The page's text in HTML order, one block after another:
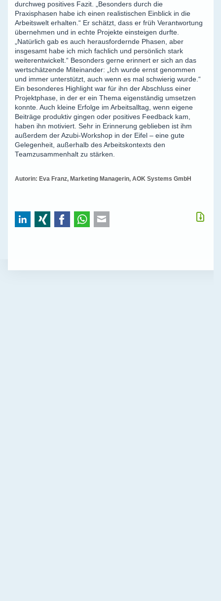
durchweg positives Fazit. „Besonders durch die
Praxisphasen habe ich einen realistischen Einblick in die
Arbeitswelt erhalten.“ Er schätzt, dass er früh Verantwortung
übernehmen und in echte Projekte einsteigen durfte.
„Natürlich gab es auch herausfordernde Phasen, aber
insgesamt habe ich mich fachlich und persönlich stark
weiterentwickelt.“ Besonders gerne erinnert er sich an das
wertschätzende Miteinander: „Ich wurde ernst genommen
und immer unterstützt, auch wenn es mal schwierig wurde.“
Ein besonderes Highlight war für ihn der Abschluss einer
Projektphase, in der er ein Thema eigenständig umsetzen
konnte. Auch kleine Erfolge im Arbeitsalltag, wenn eigene
Beiträge produktiv gingen oder positives Feedback kam,
haben ihn motiviert. Sehr in Erinnerung geblieben ist ihm
außerdem der Azubi-Workshop in der Eifel – eine gute
Gelegenheit, außerhalb des Arbeitskontexts den
Teamzusammenhalt zu stärken.
Autorin: Eva Franz, Marketing Managerin, AOK Systems GmbH
LinkedInXing FacebookWhatsApp